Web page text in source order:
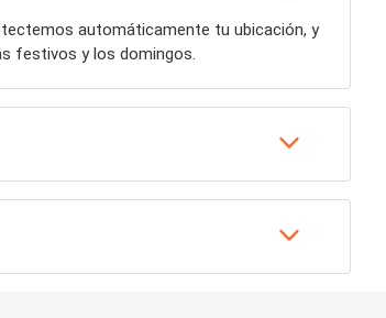
automáticamente tu ubicación, y
festivos y los domingos.